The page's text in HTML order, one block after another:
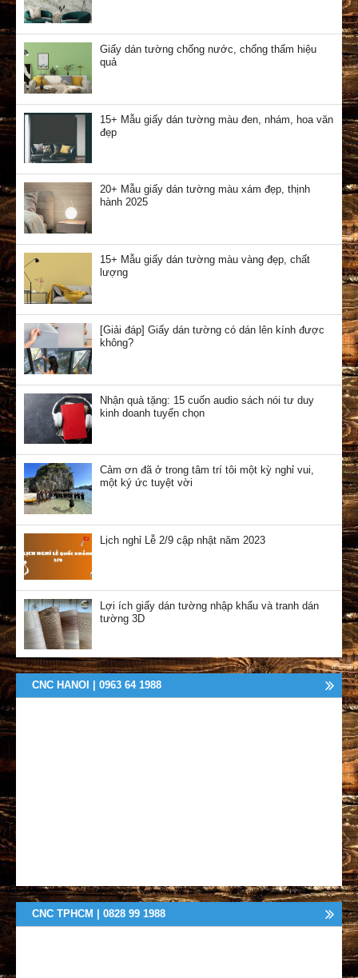
Giấy dán tường chống nước, chống thấm hiệu
quả
15+ Mẫu giấy dán tường màu đen, nhám, hoa văn
đẹp
20+ Mẫu giấy dán tường màu xám đẹp, thịnh
hành 2025
15+ Mẫu giấy dán tường màu vàng đẹp, chất
lượng
[Giải đáp] Giấy dán tường có dán lên kính được
không?
Nhận quà tặng: 15 cuốn audio sách nói tư duy
kinh doanh tuyển chọn
Cảm ơn đã ở trong tâm trí tôi một kỳ nghỉ vui,
một ký ức tuyệt vời
Lịch nghỉ Lễ 2/9 cập nhật năm 2023
Lợi ích giấy dán tường nhập khẩu và tranh dán
tường 3D
CNC HANOI | 0963 64 1988
CNC TPHCM | 0828 99 1988